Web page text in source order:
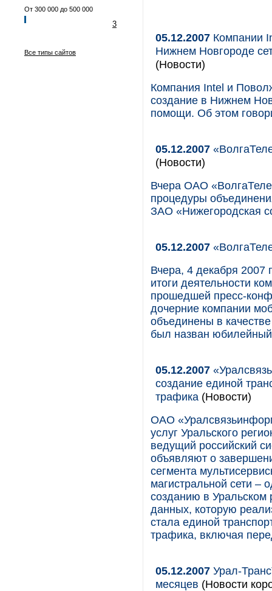
От 300 000 до 500 000
3
Все типы сайтов
05.12.2007 Компании
Нижнем Новгороде
(Новости)
Компания Intel и
создание в Нижнем
помощи. Об этом
05.12.2007
(Новости)
Вчера ОАО
процедуры
ЗАО «Нижегородская
05.12.2007
Вчера, 4 декабря
итоги деятельности
прошедшей пресс-
дочерние компании
объединены в
был назван
05.12.2007
создание единой
трафика (Новости)
ОАО
услуг Уральского
ведущий российский
объявляют о
сегмента
магистральной сети –
созданию в Уральском
данных, которую
стала единой
трафика, включая
05.12.2007 Урал-
месяцев (Новости